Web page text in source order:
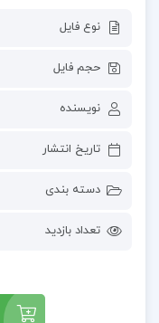
نوع فایل
حجم فایل
نویسنده
تاریخ انتشار
دسته بندی
تعداد بازدید